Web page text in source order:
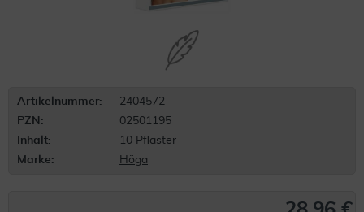
Artikelnummer:
2404572
PZN:
02501195
Inhalt:
10 Pflaster
Marke:
Höga